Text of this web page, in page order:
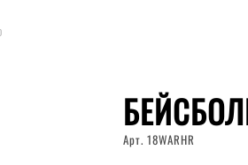
Арт. 18WARHR